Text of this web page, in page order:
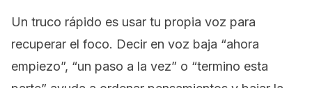
Un truco rápido es usar tu propia voz para
recuperar el foco. Decir en voz baja “ahora
empiezo”, “un paso a la vez” o “termino esta